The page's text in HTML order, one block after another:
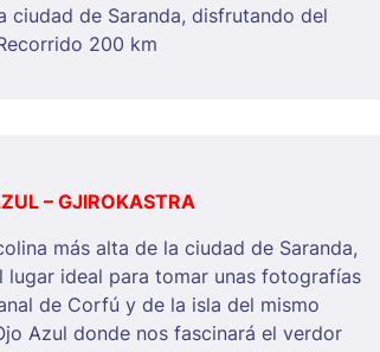
ciudad de Saranda, disfrutando del
200 km
– GJIROKASTRA
más alta de la ciudad de Saranda,
lugar ideal para tomar unas fotografías
de Corfú y de la isla del mismo
Azul donde nos fascinará el verdor